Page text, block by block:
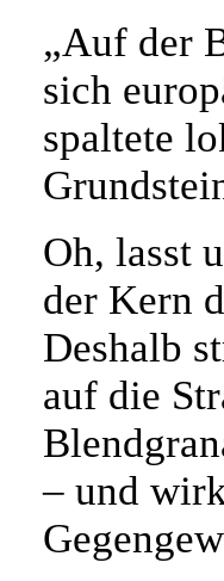
„Auf der
sich
spaltete
Oh, lasst
der Kern
Deshalb
auf die
– und